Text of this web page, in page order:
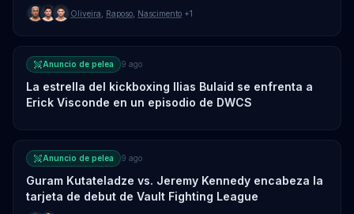
Oliveira Raposo Nascimento +1
Anuncio de pelea 9 ago
La estrella del kickboxing Ilias Bulaid se enfrenta a
Erick Visconde en un episodio de DWCS
Anuncio de pelea 9 ago
Guram Kutateladze vs. Jeremy Kennedy encabeza la
tarjeta de debut de Vault Fighting League